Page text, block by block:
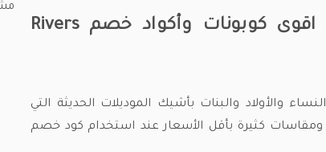
2026 اقوى كوبونات وأكواد خصم Rivers
والأولاد والبنات بأشيك الموديلات الحديثة التي
كثيرة بأقل الأسعار عند استخدام كود خصم